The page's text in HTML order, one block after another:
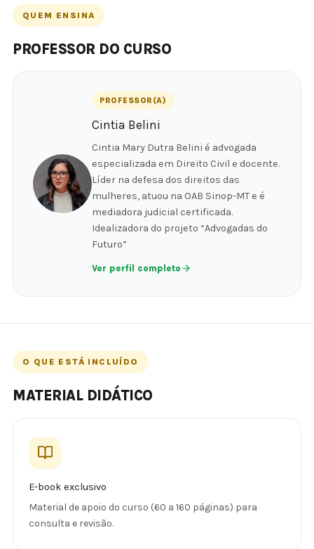
QUEM ENSINA
PROFESSOR DO CURSO
PROFESSOR(A)
Cintia Belini
Cintia Mary Dutra Belini é advogada
especializada em Direito Civil e docente.
Líder na defesa dos direitos das
mulheres, atuou na OAB Sinop-MT e é
mediadora judicial certificada.
Idealizadora do projeto “Advogadas do
Futuro”
Ver perfil completo
O QUE ESTÁ INCLUÍDO
MATERIAL DIDÁTICO
E-book exclusivo
Material de apoio do curso (60 a 160 páginas) para
consulta e revisão.